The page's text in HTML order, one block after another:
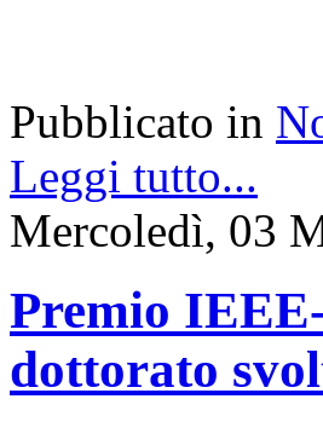
Pubblicato in
Leggi tutto...
Mercoledì, 03
Premio
dottorato